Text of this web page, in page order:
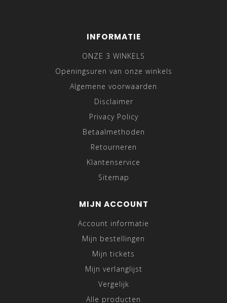
INFORMATIE
ONZE 3 WINKELS
Openingsuren van onze winkels
Algemene voorwaarden
Disclaimer
Privacy Policy
Betaalmethoden
Retourneren
Klantenservice
Sitemap
MIJN ACCOUNT
Account informatie
Mijn bestellingen
Mijn tickets
Mijn verlanglijst
Vergelijk
Alle producten